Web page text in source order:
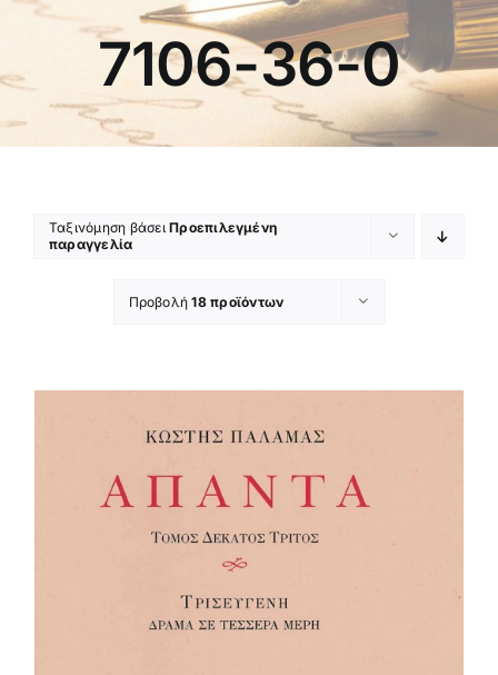
7106-36-0
Ταξινόμηση βάσειΠροεπιλεγμένη
παραγγελία
Προβολή18 προϊόντων